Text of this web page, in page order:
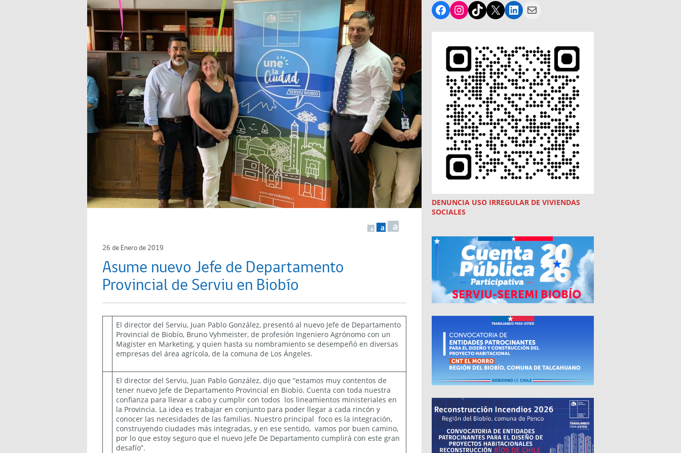
a a a
26 de Enero de 2019
Asume nuevo Jefe de Departamento
Provincial de Serviu en Biobío
El director del Serviu, Juan Pablo González, presentó al nuevo Jefe de Departamento
Provincial de Biobío, Bruno Vyhmeister, de profesión Ingeniero Agrónomo con un
Magister en Marketing, y quien hasta su nombramiento se desempeñó en diversas
empresas del área agrícola, de la comuna de Los Ángeles.
El director del Serviu, Juan Pablo González, dijo que “estamos muy contentos de
tener nuevo Jefe de Departamento Provincial en Biobío. Cuenta con toda nuestra
confianza para llevar a cabo y cumplir con todos los lineamientos ministeriales en
la Provincia. La idea es trabajar en conjunto para poder llegar a cada rincón y
conocer las necesidades de las familias. Nuestro principal foco es la integración,
construyendo ciudades más integradas, y en ese sentido, vamos por buen camino,
por lo que estoy seguro que el nuevo Jefe De Departamento cumplirá con este gran
desafío”.
Facebook
Instagram
TikTok
X LinkedIn
Mail
DENUNCIA USO IRREGULAR DE VIVIENDAS
SOCIALES